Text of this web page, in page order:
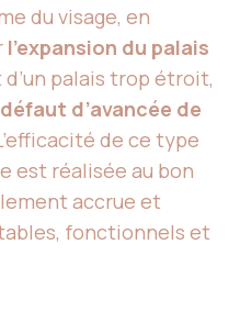
du visage, en
l’expansion du palais
palais trop étroit,
défaut d’avancée de
de ce type
est réalisée au bon
accrue et
fonctionnels et